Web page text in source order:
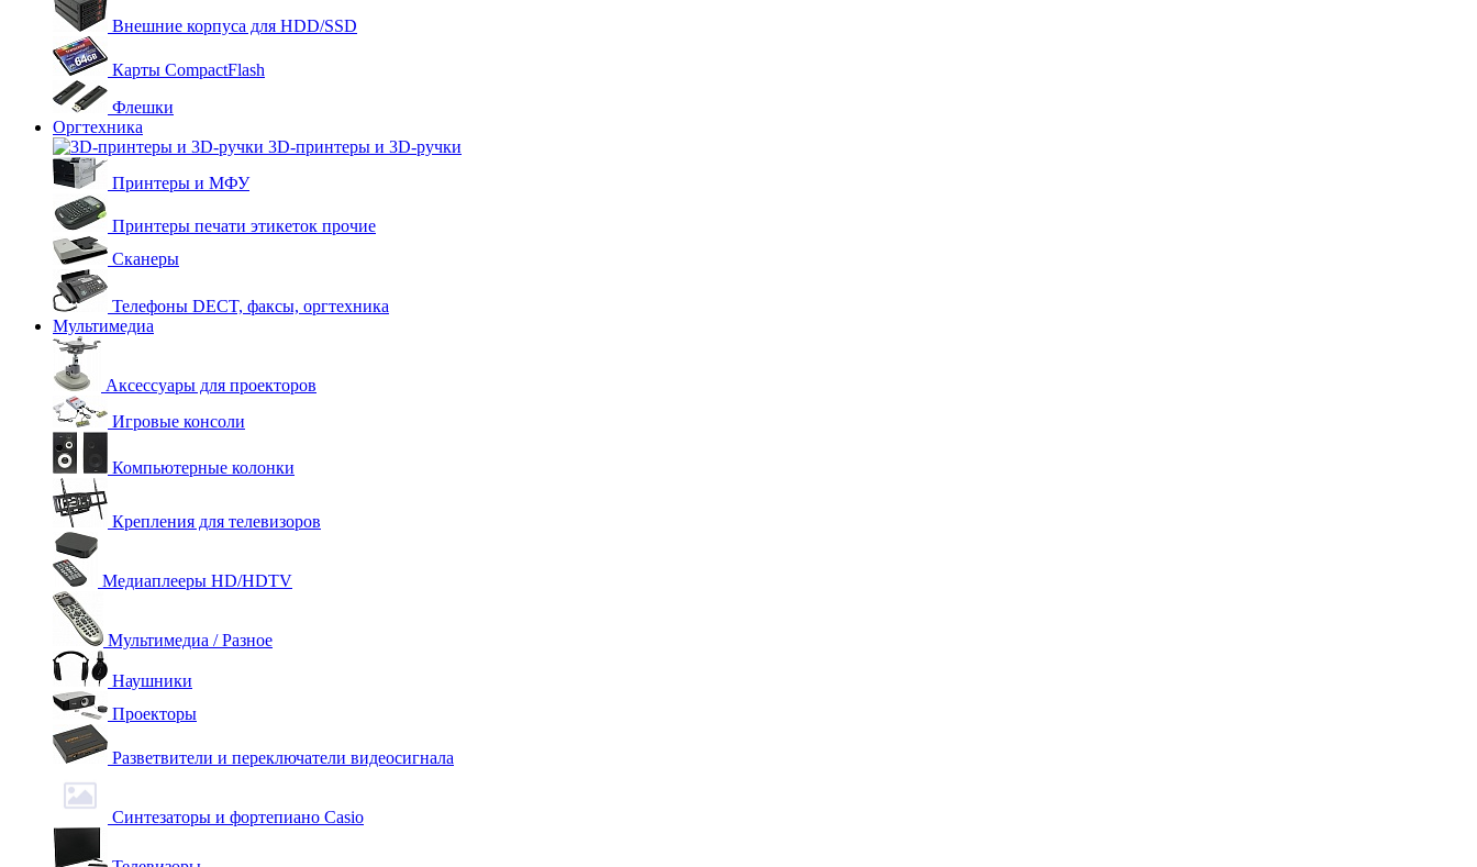
Внешние корпуса для HDD/SSD
Карты CompactFlash
Флешки
Оргтехника
3D-принтеры и 3D-ручки
Принтеры и МФУ
Принтеры печати этикеток прочие
Сканеры
Телефоны DECT, факсы, оргтехника
Мультимедиа
Аксессуары для проекторов
Игровые консоли
Компьютерные колонки
Крепления для телевизоров
Медиаплееры HD/HDTV
Мультимедиа / Разное
Наушники
Проекторы
Разветвители и переключатели видеосигнала
Синтезаторы и фортепиано Casio